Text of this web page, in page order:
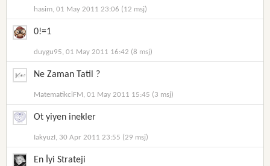
hasim, 01 May 2011 23:06 (12 msj)
0!=1
duygu95, 01 May 2011 16:42 (8 msj)
Ne Zaman Tatil ?
MatematikciFM, 01 May 2011 15:45 (3 msj)
Ot yiyen inekler
IakyuzI, 30 Apr 2011 23:55 (29 msj)
En İyi Strateji